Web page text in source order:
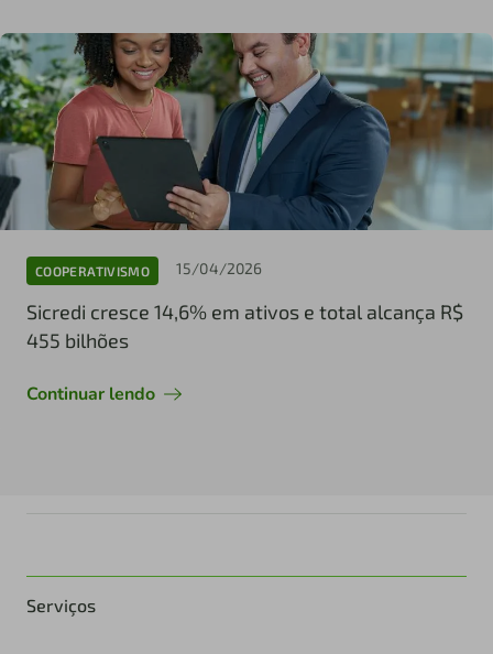
COOPERATIVISMO 15/04/2026
Sicredi cresce 14,6% em ativos e total alcança R$
455 bilhões
Continuar lendo
Serviços